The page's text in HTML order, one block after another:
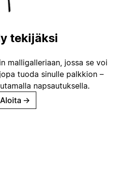
tekijäksi
malligalleriaan, jossa se voi
tuoda sinulle palkkion –
napsautuksella.
Aloita →